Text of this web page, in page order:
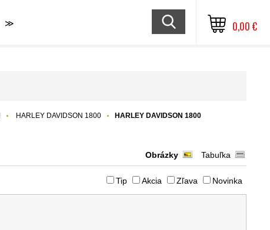
≫ 0,00 €
HARLEY DAVIDSON 1800
HARLEY DAVIDSON 1800
Obrázky Tabuľka
Tip Akcia Zľava Novinka